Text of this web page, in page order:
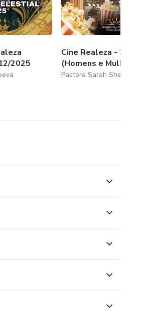
2025
Cine Realeza - 26/07/25
(Homens e Mulheres)
Pastora Sarah Sheeva